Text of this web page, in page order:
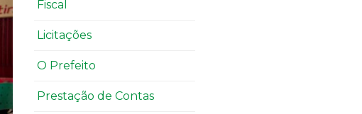
Fiscal
Licitações
O Prefeito
Prestação de Contas